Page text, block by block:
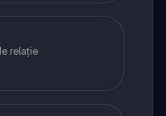
relație